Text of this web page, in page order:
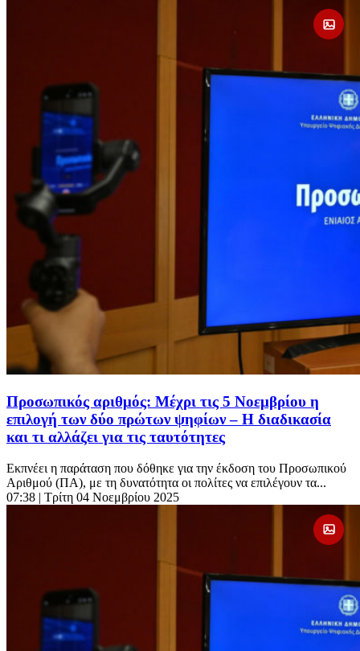
Προσωπικός αριθμός: Μέχρι τις 5 Νοεμβρίου η
επιλογή των δύο πρώτων ψηφίων – Η διαδικασία
και τι αλλάζει για τις ταυτότητες
Εκπνέει η παράταση που δόθηκε για την έκδοση του Προσωπικού
Αριθμού (ΠΑ), με τη δυνατότητα οι πολίτες να επιλέγουν τα...
07:38 | Τρίτη 04 Νοεμβρίου 2025